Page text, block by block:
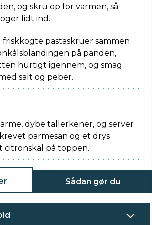
og skru op for varmen, så
lidt ind.
friskkogte pastaskruer sammen
på panden,
hurtigt igennem, og smag
salt og peber.
dybe tallerkener, og server
parmesan og et drys
citronskal på toppen.
Sådan gør du